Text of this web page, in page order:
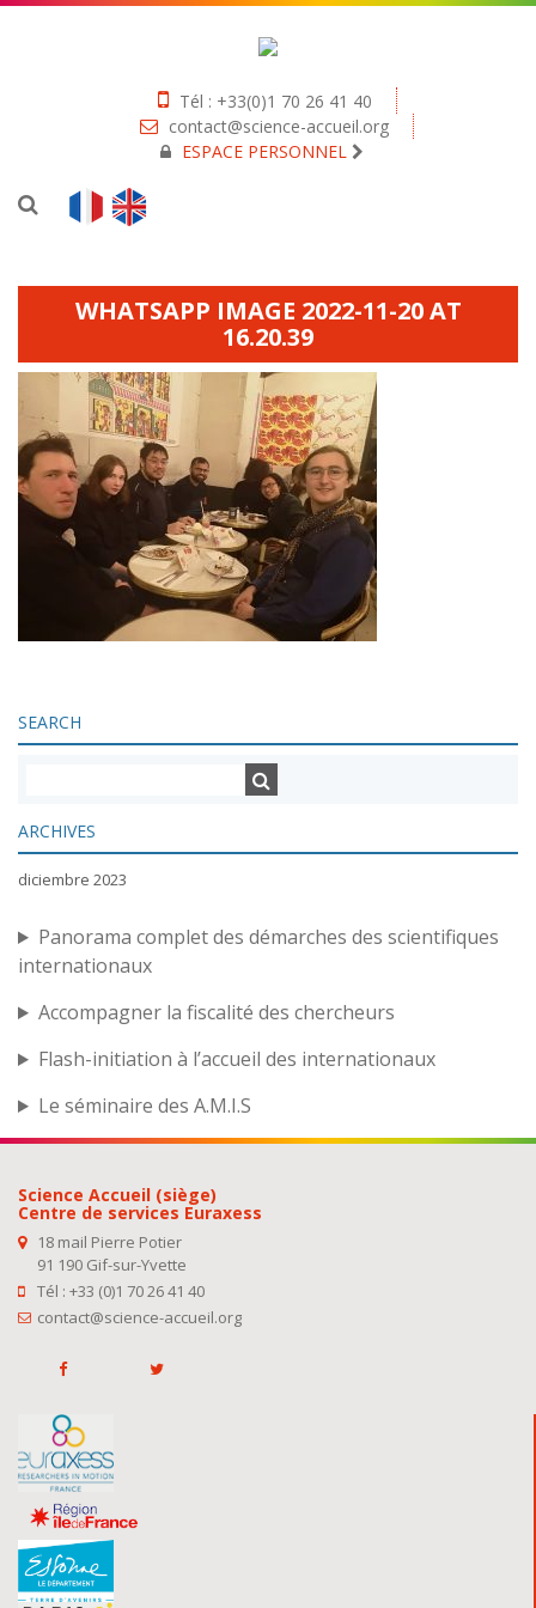
Tél : +33(0)1 70 26 41 40
contact@science-accueil.org
ESPACE PERSONNEL
WHATSAPP IMAGE 2022-11-20 AT
16.20.39
SEARCH
ARCHIVES
diciembre 2023
Panorama complet des démarches des scientifiques
internationaux
Accompagner la fiscalité des chercheurs
Flash-initiation à l’accueil des internationaux
Le séminaire des A.M.I.S
Science Accueil (siège)
Centre de services Euraxess
18 mail Pierre Potier
91 190 Gif-sur-Yvette
Tél : +33 (0)1 70 26 41 40
contact@science-accueil.org